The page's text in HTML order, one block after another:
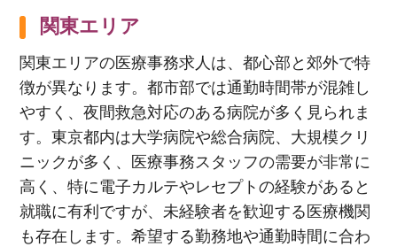
関東エリア
関東エリアの医療事務求人は、都心部と郊外で特
徴が異なります。都市部では通勤時間帯が混雑し
やすく、夜間救急対応のある病院が多く見られま
す。東京都内は大学病院や総合病院、大規模クリ
ニックが多く、医療事務スタッフの需要が非常に
高く、特に電子カルテやレセプトの経験があると
就職に有利ですが、未経験者を歓迎する医療機関
も存在します。希望する勤務地や通勤時間に合わ